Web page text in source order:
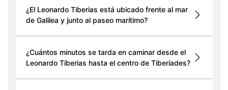
¿El Leonardo Tiberias está ubicado frente al mar
de Galilea y junto al paseo marítimo?
¿Cuántos minutos se tarda en caminar desde el
Leonardo Tiberias hasta el centro de Tiberíades?